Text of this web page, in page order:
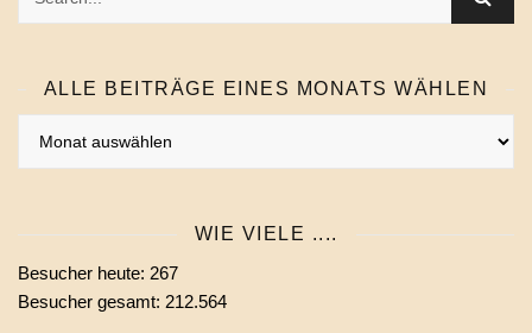
ALLE BEITRÄGE EINES MONATS WÄHLEN
wählen
WIE VIELE ....
Besucher heute: 267
Besucher gesamt: 212.564